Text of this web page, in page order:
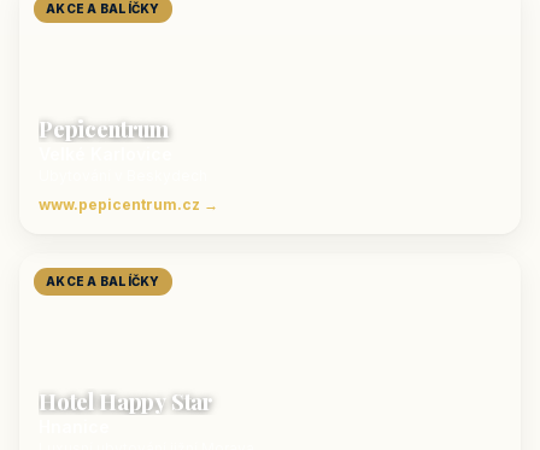
AKCE A BALÍČKY
Pepicentrum
www.pepicentrum.cz →
AKCE A BALÍČKY
Hotel Happy Star